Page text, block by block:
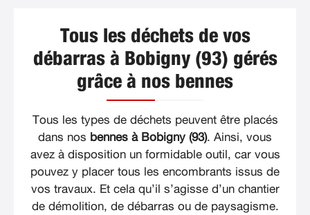
Tous les déchets de vos
débarras à Bobigny (93) gérés
grâce à nos bennes
Tous les types de déchets peuvent être placés
dans nos bennes à Bobigny (93). Ainsi, vous
avez à disposition un formidable outil, car vous
pouvez y placer tous les encombrants issus de
vos travaux. Et cela qu’il s’agisse d’un chantier
de démolition, de débarras ou de paysagisme.